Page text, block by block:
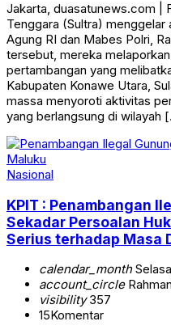
Jakarta, duasatunews.com |
Tenggara (Sultra) menggelar
Agung RI dan Mabes Polri,
tersebut, mereka
pertambangan yang
Kabupaten Konawe Utara,
massa menyoroti aktivitas
yang berlangsung di wilayah
Nasional
KPIT : Penambangan
Sekadar Persoalan
Serius terhadap Masa
calendar_month
account_circleRahman
visibility357
15Komentar